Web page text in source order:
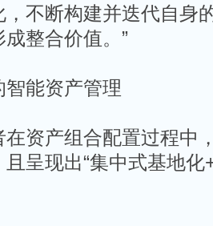
，不断构建并迭代自身
整合价值。”
能资产管理
在资产组合配置过程中
呈现出“集中式基地